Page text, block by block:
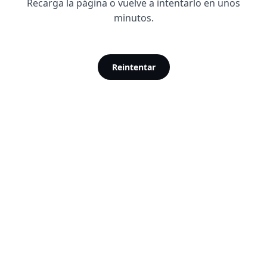
Recarga la página o vuelve a intentarlo en unos
minutos.
Reintentar